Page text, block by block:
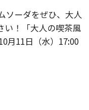
ソーダをぜひ、大人
い！「大人の喫茶風
月11日（水）17:00